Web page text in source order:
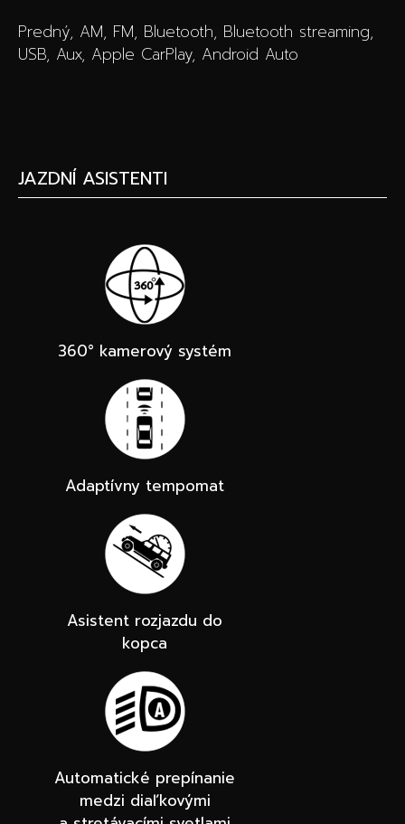
Predný, AM, FM, Bluetooth, Bluetooth streaming,
USB, Aux, Apple CarPlay, Android Auto
JAZDNÍ ASISTENTI
360° kamerový systém
Adaptívny tempomat
Asistent rozjazdu do
kopca
Automatické prepínanie
medzi diaľkovými